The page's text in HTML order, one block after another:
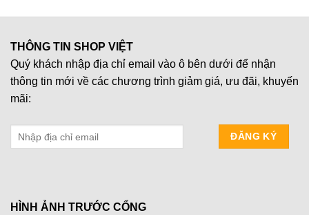
THÔNG TIN SHOP VIỆT
Quý khách nhập địa chỉ email vào ô bên dưới để nhận
thông tin mới về các chương trình giảm giá, ưu đãi, khuyến
mãi:
HÌNH ẢNH TRƯỚC CỔNG